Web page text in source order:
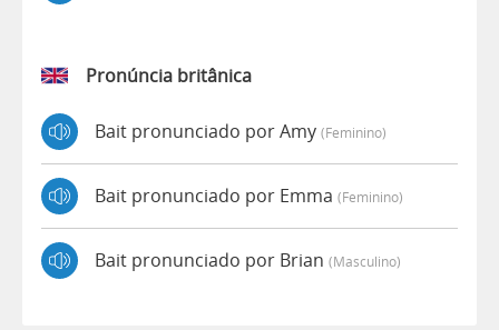
Pronúncia britânica
Bait pronunciado por Amy (feminino)
Bait pronunciado por Emma (feminino)
Bait pronunciado por Brian (masculino)